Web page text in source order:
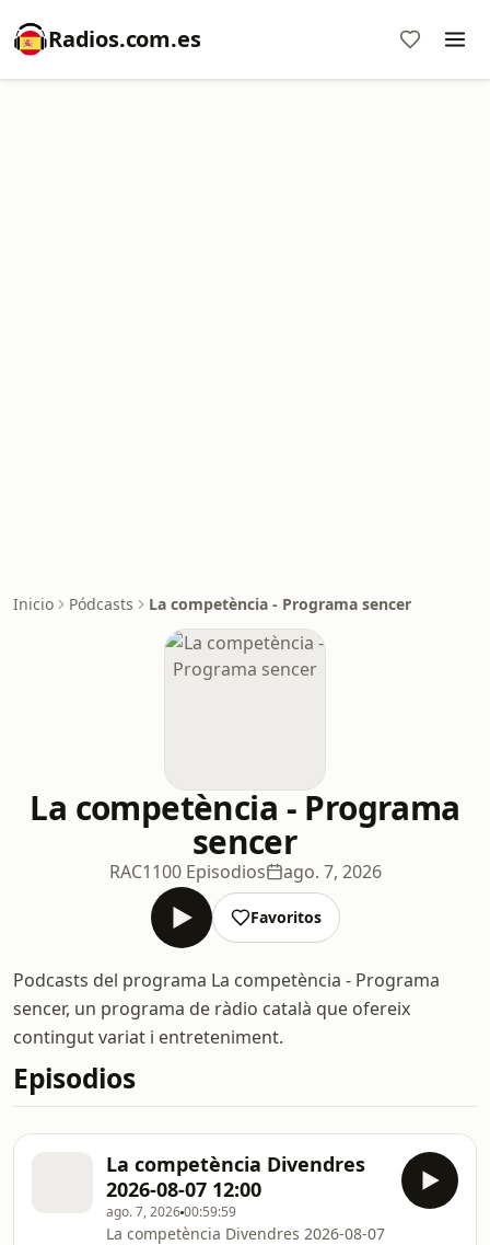
Radios.com.es
Inicio Pódcasts La competència - Programa sencer
La competència - Programa
sencer
RAC1100 Episodios ago. 7, 2026
Favoritos
Podcasts del programa La competència - Programa
sencer, un programa de ràdio català que ofereix
contingut variat i entreteniment.
Episodios
La competència Divendres
2026-08-07 12:00
ago. 7, 202600:59:59
La competència Divendres 2026-08-07